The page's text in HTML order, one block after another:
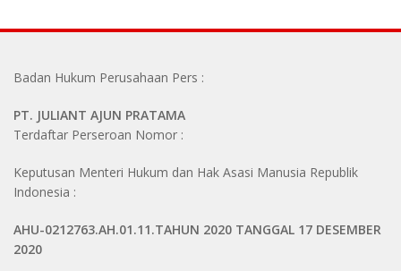
Badan Hukum Perusahaan Pers :
PT. JULIANT AJUN PRATAMA
Terdaftar Perseroan Nomor :
Keputusan Menteri Hukum dan Hak Asasi Manusia Republik
Indonesia :
AHU-0212763.AH.01.11.TAHUN 2020 TANGGAL 17 DESEMBER
2020